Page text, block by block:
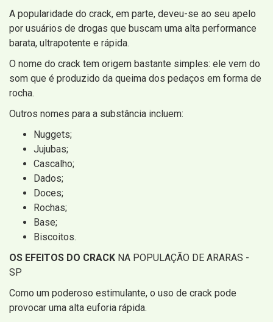
A popularidade do crack, em parte, deveu-se ao seu apelo
por usuários de drogas que buscam uma alta performance
barata, ultrapotente e rápida.
O nome do crack tem origem bastante simples: ele vem do
som que é produzido da queima dos pedaços em forma de
rocha.
Outros nomes para a substância incluem:
Nuggets;
Jujubas;
Cascalho;
Dados;
Doces;
Rochas;
Base;
Biscoitos.
OS EFEITOS DO CRACK NA POPULAÇÃO DE ARARAS -
SP
Como um poderoso estimulante, o uso de crack pode
provocar uma alta euforia rápida.